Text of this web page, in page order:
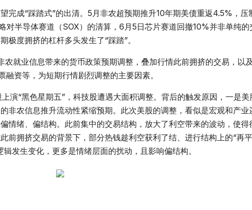
成“踩踏式”的出清。5月非农超预期推升10年期美债重返4.5%，压
对半导体赛道（SOX）的清算，6月5日芯片赛道回撤10%并非单纯的
极度拥挤的杠杆多头发生了“踩踏”。
农就业信息带来的货币政策预期调整，叠加行情此前拥挤的交易，以
融资等，为短期行情剧烈调整的主要因素。
演“黑色星期五”，科技股遭遇大面积调整。背后的触发原因，一是美
非农信息推升流动性紧缩预期。此次美股的调整，看似是宏观和产业
情绪、偏结构。此前集中的交易结构，放大了利空带来的波动，使得
前拥挤交易的背景下，部分热钱趁利空获利了结、进行结构上的“再平
发生变化，更多是情绪层面的扰动，且影响偏结构。